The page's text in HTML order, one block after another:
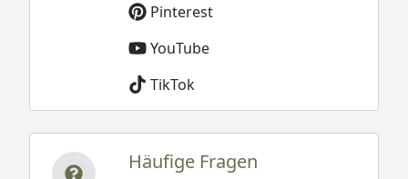
Pinterest
YouTube
TikTok
Häufige Fragen